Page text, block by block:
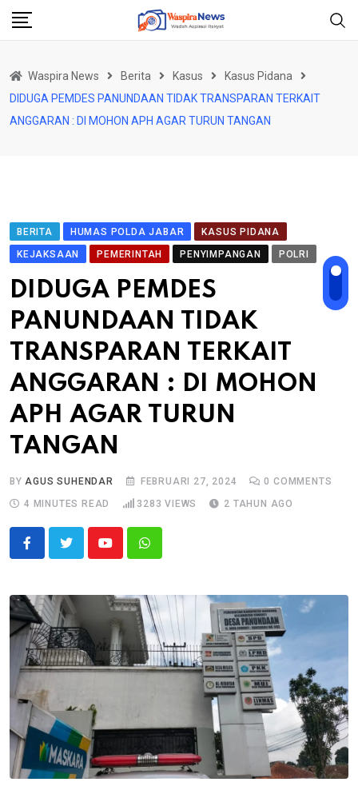
Skip
Waspira News Berita Kasus
Kasus Pidana
DIDUGA PEMDES PANUNDAAN TIDAK TRANSPARAN TERKAIT
ANGGARAN : DI MOHON APH AGAR TURUN TANGAN
BERITA HUMAS POLDA JABAR
KASUS PIDANA
KEJAKSAAN
PEMERINTAH PENYIMPANGAN POLRI
DIDUGA PEMDES
PANUNDAAN TIDAK
TRANSPARAN TERKAIT
ANGGARAN : DI MOHON
APH AGAR TURUN
TANGAN
BYAGUS SUHENDAR FEBRUARI 27, 2024 0 COMMENTS
4 MINUTES READ
3283 VIEWS 2 TAHUN AGO
YoutubeWhatsapp